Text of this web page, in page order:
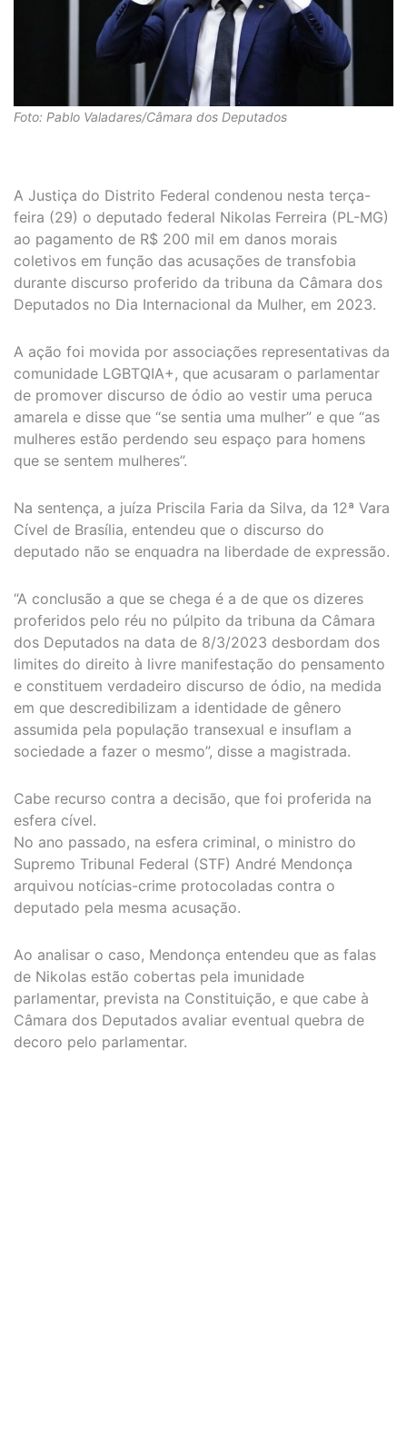
Foto: Pablo Valadares/Câmara dos Deputados
A Justiça do Distrito Federal condenou nesta terça-
feira (29) o deputado federal Nikolas Ferreira (PL-MG)
ao pagamento de R$ 200 mil em danos morais
coletivos em função das acusações de transfobia
durante discurso proferido da tribuna da Câmara dos
Deputados no Dia Internacional da Mulher, em 2023.
A ação foi movida por associações representativas da
comunidade LGBTQIA+, que acusaram o parlamentar
de promover discurso de ódio ao vestir uma peruca
amarela e disse que “se sentia uma mulher” e que “as
mulheres estão perdendo seu espaço para homens
que se sentem mulheres”.
Na sentença, a juíza Priscila Faria da Silva, da 12ª Vara
Cível de Brasília, entendeu que o discurso do
deputado não se enquadra na liberdade de expressão.
“A conclusão a que se chega é a de que os dizeres
proferidos pelo réu no púlpito da tribuna da Câmara
dos Deputados na data de 8/3/2023 desbordam dos
limites do direito à livre manifestação do pensamento
e constituem verdadeiro discurso de ódio, na medida
em que descredibilizam a identidade de gênero
assumida pela população transexual e insuflam a
sociedade a fazer o mesmo”, disse a magistrada.
Cabe recurso contra a decisão, que foi proferida na
esfera cível.
No ano passado, na esfera criminal, o ministro do
Supremo Tribunal Federal (STF) André Mendonça
arquivou notícias-crime protocoladas contra o
deputado pela mesma acusação.
Ao analisar o caso, Mendonça entendeu que as falas
de Nikolas estão cobertas pela imunidade
parlamentar, prevista na Constituição, e que cabe à
Câmara dos Deputados avaliar eventual quebra de
decoro pelo parlamentar.